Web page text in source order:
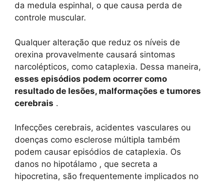
da medula espinhal, o que causa perda de
controle muscular.
Qualquer alteração que reduz os níveis de
orexina provavelmente causará sintomas
narcolépticos, como cataplexia. Dessa maneira,
esses episódios podem ocorrer como
resultado de lesões, malformações e tumores
cerebrais .
Infecções cerebrais, acidentes vasculares ou
doenças como esclerose múltipla também
podem causar episódios de cataplexia. Os
danos no hipotálamo , que secreta a
hipocretina, são frequentemente implicados no